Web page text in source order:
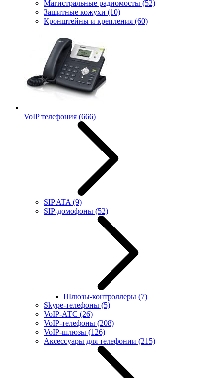
Магистральные радиомосты (52)
Защитные кожухи (10)
Кронштейны и крепления (60)
VoIP телефония (666)
SIP ATA (9)
SIP-домофоны (52)
Шлюзы-контроллеры (7)
Skype-телефоны (5)
VoIP-АТС (26)
VoIP-телефоны (208)
VoIP-шлюзы (126)
Аксессуары для телефонии (215)